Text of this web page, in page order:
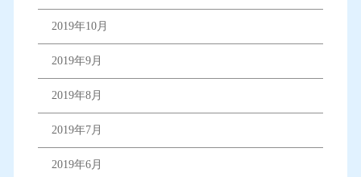
2019年10月
2019年9月
2019年8月
2019年7月
2019年6月